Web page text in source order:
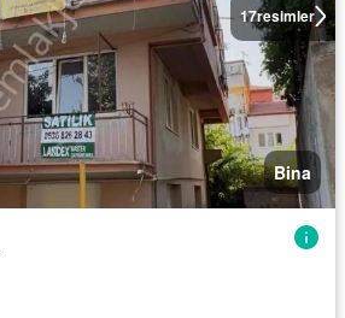
17resimler
Bina